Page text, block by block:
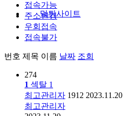
먹튀사이트
접속가능
주소변경
우회접속
접속불가
번호 제목 이름 날짜 조회
274
1 섹탈 1
최고관리자 1912 2023.11.20
최고관리자